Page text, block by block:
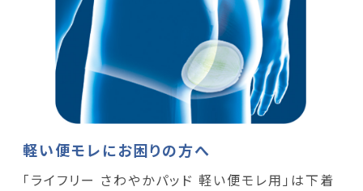
軽い便モレにお困りの方へ
「ライフリー さわやかパッド 軽い便モレ用」は下着